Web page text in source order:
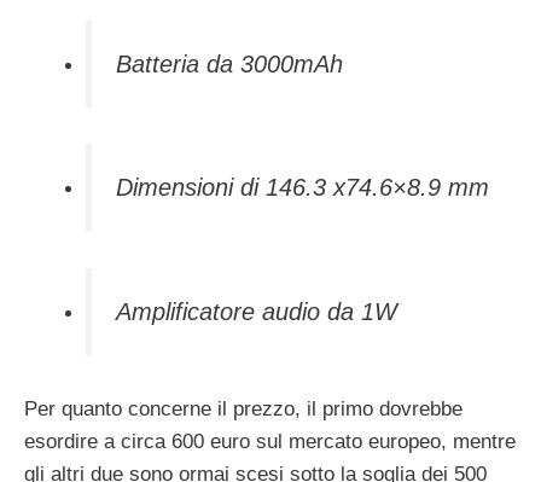
Batteria da 3000mAh
Dimensioni di 146.3 x74.6×8.9 mm
Amplificatore audio da 1W
Per quanto concerne il prezzo, il primo dovrebbe
esordire a circa 600 euro sul mercato europeo, mentre
gli altri due sono ormai scesi sotto la soglia dei 500